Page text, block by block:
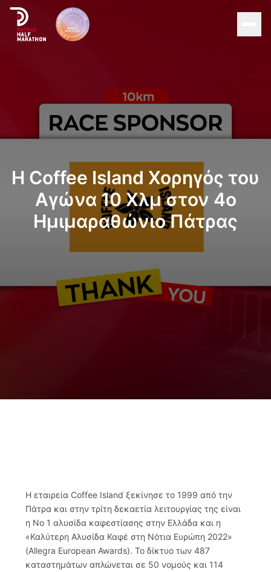
Διοργάνωση
Αγώνες
Υποστηρικτές
About Patras
Επικοινωνία
Η Coffee Island Χορηγός του
Αγώνα 10 Χλμ στον 4ο
Ημιμαραθώνιο Πάτρας
Η εταιρεία Coffee Island ξεκίνησε το 1999 από την
Πάτρα και στην τρίτη δεκαετία λειτουργίας της είναι
η Νο 1 αλυσίδα καφεστίασης στην Ελλάδα και η
«Καλύτερη Αλυσίδα Καφέ στη Νότια Ευρώπη 2022»
(Allegra European Awards). Το δίκτυο των 487
καταστημάτων απλώνεται σε 50 νομούς και 114